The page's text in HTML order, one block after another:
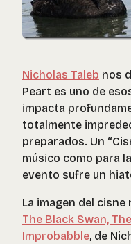
Nicholas Taleb nos
Peart es uno de
impacta
totalmente
preparados. Un
músico como para
evento sufre un
La imagen del
The Black Swan,
Improbabble, de